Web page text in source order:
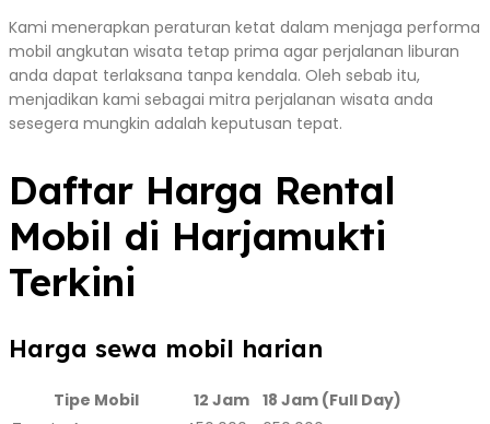
Kami menerapkan peraturan ketat dalam menjaga performa
mobil angkutan wisata tetap prima agar perjalanan liburan
anda dapat terlaksana tanpa kendala. Oleh sebab itu,
menjadikan kami sebagai mitra perjalanan wisata anda
sesegera mungkin adalah keputusan tepat.
Daftar Harga Rental
Mobil di Harjamukti
Terkini
Harga sewa mobil harian
Tipe Mobil 12 Jam 18 Jam (Full Day)